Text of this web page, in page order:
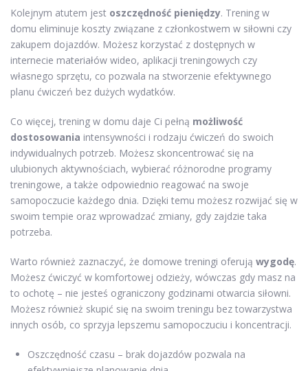
Kolejnym atutem jest oszczędność pieniędzy. Trening w
domu eliminuje koszty związane z członkostwem w siłowni czy
zakupem dojazdów. Możesz korzystać z dostępnych w
internecie materiałów wideo, aplikacji treningowych czy
własnego sprzętu, co pozwala na stworzenie efektywnego
planu ćwiczeń bez dużych wydatków.
Co więcej, trening w domu daje Ci pełną możliwość
dostosowania intensywności i rodzaju ćwiczeń do swoich
indywidualnych potrzeb. Możesz skoncentrować się na
ulubionych aktywnościach, wybierać różnorodne programy
treningowe, a także odpowiednio reagować na swoje
samopoczucie każdego dnia. Dzięki temu możesz rozwijać się w
swoim tempie oraz wprowadzać zmiany, gdy zajdzie taka
potrzeba.
Warto również zaznaczyć, że domowe treningi oferują wygodę.
Możesz ćwiczyć w komfortowej odzieży, wówczas gdy masz na
to ochotę – nie jesteś ograniczony godzinami otwarcia siłowni.
Możesz również skupić się na swoim treningu bez towarzystwa
innych osób, co sprzyja lepszemu samopoczuciu i koncentracji.
Oszczędność czasu – brak dojazdów pozwala na